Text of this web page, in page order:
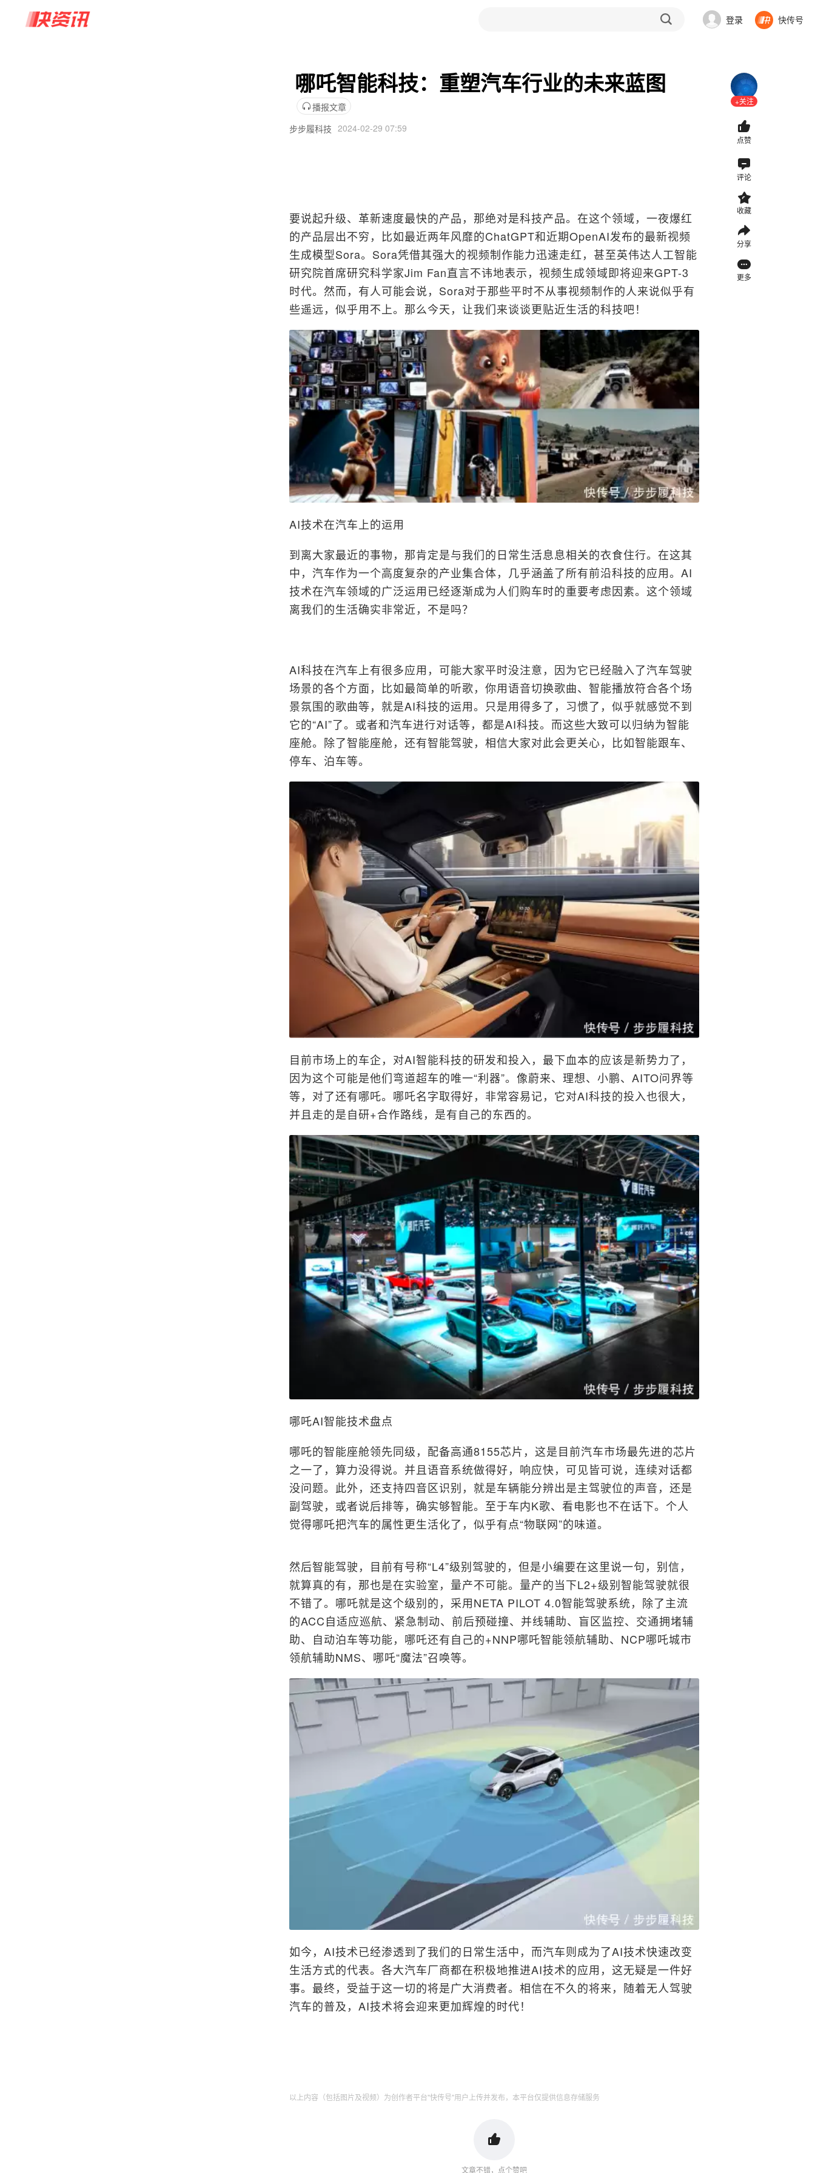
登录 快传号
​ 哪吒智能科技：重塑汽车行业的未来蓝图
播报文章
步步履科技 2024-02-29 07:59
要说起升级、革新速度最快的产品，那绝对是科技产品。在这个领域，一夜爆红
的产品层出不穷，比如最近两年风靡的ChatGPT和近期OpenAI发布的最新视频
生成模型Sora。Sora凭借其强大的视频制作能力迅速走红，甚至英伟达人工智能
研究院首席研究科学家Jim Fan直言不讳地表示，视频生成领域即将迎来GPT-3
时代。然而，有人可能会说，Sora对于那些平时不从事视频制作的人来说似乎有
些遥远，似乎用不上。那么今天，让我们来谈谈更贴近生活的科技吧！
AI技术在汽车上的运用
到离大家最近的事物，那肯定是与我们的日常生活息息相关的衣食住行。在这其
中，汽车作为一个高度复杂的产业集合体，几乎涵盖了所有前沿科技的应用。AI
技术在汽车领域的广泛运用已经逐渐成为人们购车时的重要考虑因素。这个领域
离我们的生活确实非常近，不是吗？
AI科技在汽车上有很多应用，可能大家平时没注意，因为它已经融入了汽车驾驶
场景的各个方面，比如最简单的听歌，你用语音切换歌曲、智能播放符合各个场
景氛围的歌曲等，就是AI科技的运用。只是用得多了，习惯了，似乎就感觉不到
它的“AI”了。或者和汽车进行对话等，都是AI科技。而这些大致可以归纳为智能
座舱。除了智能座舱，还有智能驾驶，相信大家对此会更关心，比如智能跟车、
停车、泊车等。
目前市场上的车企，对AI智能科技的研发和投入，最下血本的应该是新势力了，
因为这个可能是他们弯道超车的唯一“利器”。像蔚来、理想、小鹏、AITO问界等
等，对了还有哪吒。哪吒名字取得好，非常容易记，它对AI科技的投入也很大，
并且走的是自研+合作路线，是有自己的东西的。
哪吒AI智能技术盘点
哪吒的智能座舱领先同级，配备高通8155芯片，这是目前汽车市场最先进的芯片
之一了，算力没得说。并且语音系统做得好，响应快，可见皆可说，连续对话都
没问题。此外，还支持四音区识别，就是车辆能分辨出是主驾驶位的声音，还是
副驾驶，或者说后排等，确实够智能。至于车内K歌、看电影也不在话下。个人
觉得哪吒把汽车的属性更生活化了，似乎有点“物联网”的味道。
然后智能驾驶，目前有号称“L4”级别驾驶的，但是小编要在这里说一句，别信，
就算真的有，那也是在实验室，量产不可能。量产的当下L2+级别智能驾驶就很
不错了。哪吒就是这个级别的，采用NETA PILOT 4.0智能驾驶系统，除了主流
的ACC自适应巡航、紧急制动、前后预碰撞、并线辅助、盲区监控、交通拥堵辅
助、自动泊车等功能，哪吒还有自己的+NNP哪吒智能领航辅助、NCP哪吒城市
领航辅助NMS、哪吒“魔法”召唤等。
如今，AI技术已经渗透到了我们的日常生活中，而汽车则成为了AI技术快速改变
生活方式的代表。各大汽车厂商都在积极地推进AI技术的应用，这无疑是一件好
事。最终，受益于这一切的将是广大消费者。相信在不久的将来，随着无人驾驶
汽车的普及，AI技术将会迎来更加辉煌的时代！
以上内容（包括图片及视频）为创作者平台"快传号"用户上传并发布，本平台仅提供信息存储服务
文章不错，点个赞吧
+关注
点赞
评论
收藏
分享
更多